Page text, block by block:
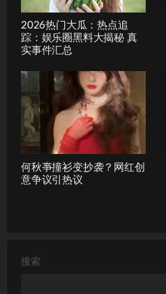
2026热门大瓜：热点追
踪：娱乐圈黑料大揭秘 真
实事件汇总
何秋亊撞衫变抄袭？网红创
意争议引热议
搜索